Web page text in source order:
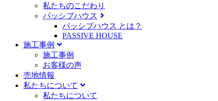
私たちのこだわり
パッシブハウス
パッシブハウス とは？
PASSIVE HOUSE
施工事例
施⼯事例
お客様の声
売地情報
私たちについて
私たちについて